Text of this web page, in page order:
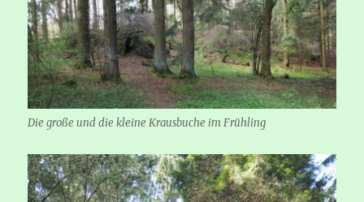
Die große und die kleine Krausbuche im Frühling